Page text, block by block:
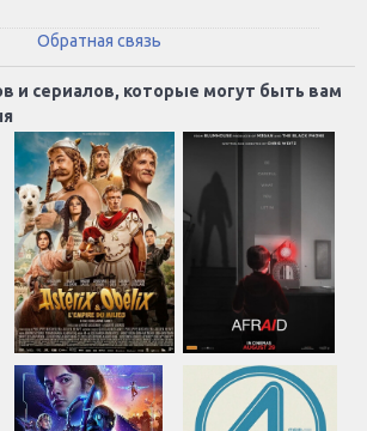
Обратная связь
и сериалов, которые могут быть вам